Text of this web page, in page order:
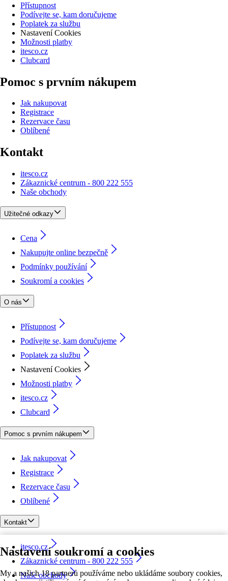
Nastavení soukromí a cookies
My a našich 18 partnerů používáme nebo ukládáme soubory cookies,
Přístupnost
Podívejte se, kam doručujeme
Poplatek za službu
Nastavení Cookies
Možnosti platby
itesco.cz
Clubcard
Pomoc s prvním nákupem
Jak nakupovat
Registrace
Rezervace času
Oblíbené
Kontakt
itesco.cz
Zákaznické centrum - 800 222 555
Naše obchody
Užitečné odkazy
Cena
Nakupujte online bezpečně
Podmínky používání
Soukromí a cookies
O nás
Přístupnost
Podívejte se, kam doručujeme
Poplatek za službu
Nastavení Cookies
Možnosti platby
itesco.cz
Clubcard
Pomoc s prvním nákupem
Jak nakupovat
Registrace
Rezervace času
Oblíbené
Kontakt
itesco.cz
Zákaznické centrum - 800 222 555
Naše obchody